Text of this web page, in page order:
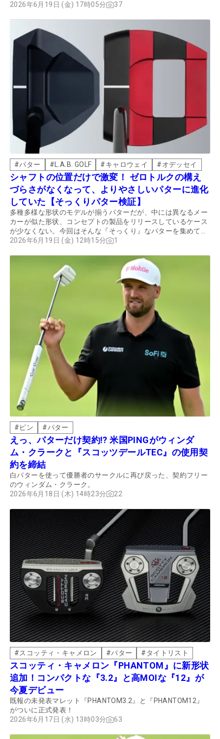
2026年6月19日 (金) 17時05分
37
#パター # L.A.B. GOLF #キャロウェイ #オデッセイ
シャフトの位置だけで激変！ ゼロトルクの構え
づらさがなくなって、よりやさしいパターに進化
していた【そっくりパター検証】
多種多様な形状のモデルが揃うパターだが、中には異なるメー
カーが似た形状、コンセプトの製品をリリースしているケース
が少なくない。今回はそんな『そっくり』なパターを集めて、
共通点や違いを徹底検証した。
2026年6月19日 (金) 12時15分 1
#ピン #パター
えっ、パターだけ契約!? 米国PINGがウィンダ
ム・クラークと『スコッツデールTEC』の使用契
約を締結
白パターを使って優勝者のサークルに再び戻った、契約フリー
のウィンダム・クラーク。
2026年6月18日 (木) 14時23分
22
#スコッティ・キャメロン #パター # タイトリスト
スコッティ・キャメロン『PHANTOM』に新形状
追加！コンパクトな『3.2』と高MOIな『12』が
今夏デビュー
既報の未発表マレット『PHANTOM3.2』と『PHANTOM12』
がついに正式発表！
2026年6月17日 (水) 13時03分
63